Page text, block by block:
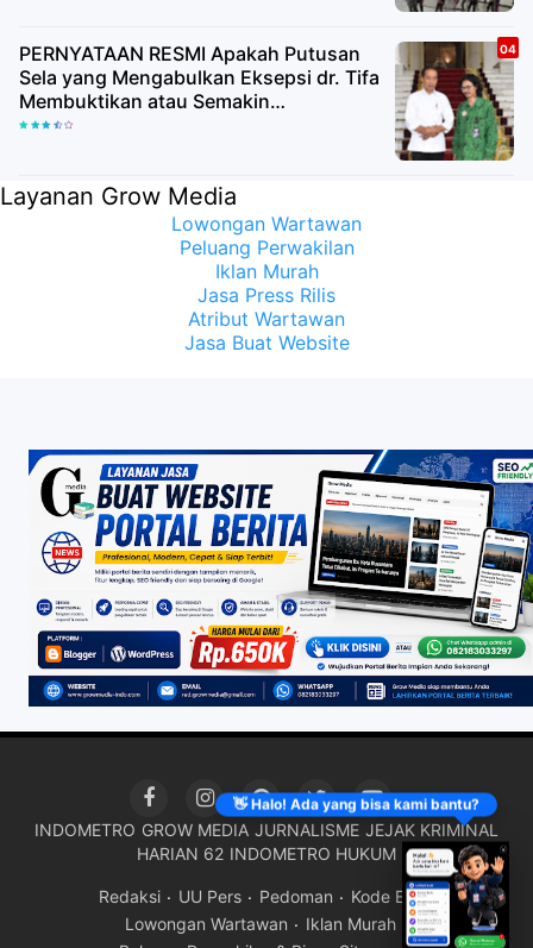
PERNYATAAN RESMI Apakah Putusan
Sela yang Mengabulkan Eksepsi dr. Tifa
Membuktikan atau Semakin
Meyakinkan Publik Bahwa Ijazah
Layanan Grow Media
Lowongan Wartawan
Peluang Perwakilan
Iklan Murah
Jasa Press Rilis
Atribut Wartawan
Jasa Buat Website
👋 Halo! Ada yang bisa kami bantu?
INDOMETRO GROW MEDIA JURNALISME JEJAK KRIMINAL
HARIAN 62 INDOMETRO HUKUM
Redaksi UU Pers Pedoman
Kode Etik
Lowongan Wartawan
Iklan Murah